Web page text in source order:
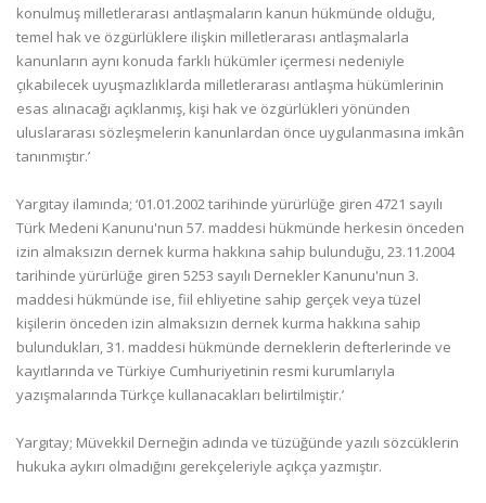
konulmuş milletlerarası antlaşmaların kanun hükmünde olduğu,
temel hak ve özgürlüklere ilişkin milletlerarası antlaşmalarla
kanunların aynı konuda farklı hükümler içermesi nedeniyle
çıkabilecek uyuşmazlıklarda milletlerarası antlaşma hükümlerinin
esas alınacağı açıklanmış, kişi hak ve özgürlükleri yönünden
uluslararası sözleşmelerin kanunlardan önce uygulanmasına imkân
tanınmıştır.’
Yargıtay ilamında; ‘01.01.2002 tarihinde yürürlüğe giren 4721 sayılı
Türk Medeni Kanunu'nun 57. maddesi hükmünde herkesin önceden
izin almaksızın dernek kurma hakkına sahip bulunduğu, 23.11.2004
tarihinde yürürlüğe giren 5253 sayılı Dernekler Kanunu'nun 3.
maddesi hükmünde ise, fiil ehliyetine sahip gerçek veya tüzel
kişilerin önceden izin almaksızın dernek kurma hakkına sahip
bulundukları, 31. maddesi hükmünde derneklerin defterlerinde ve
kayıtlarında ve Türkiye Cumhuriyetinin resmi kurumlarıyla
yazışmalarında Türkçe kullanacakları belirtilmiştir.’
Yargıtay; Müvekkil Derneğin adında ve tüzüğünde yazılı sözcüklerin
hukuka aykırı olmadığını gerekçeleriyle açıkça yazmıştır.